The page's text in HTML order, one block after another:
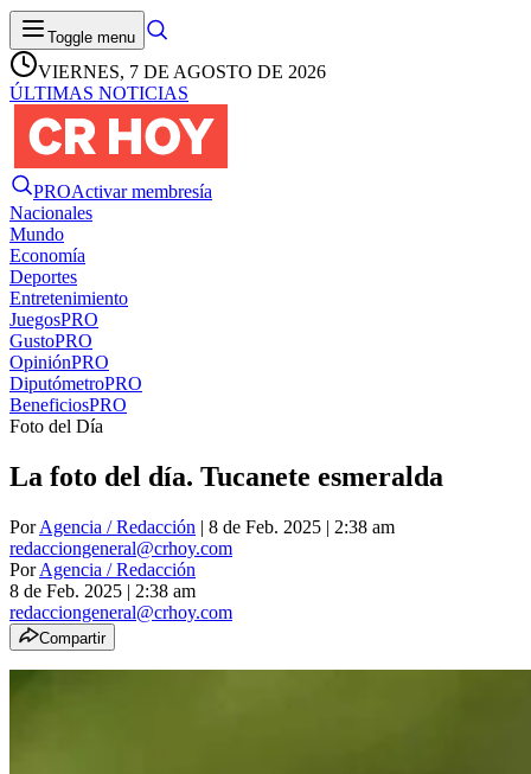
Toggle menu
VIERNES, 7 DE AGOSTO DE 2026
ÚLTIMAS NOTICIAS
PROActivar membresía
Nacionales
Mundo
Economía
Deportes
Entretenimiento
JuegosPRO
GustoPRO
OpiniónPRO
DiputómetroPRO
BeneficiosPRO
Foto del Día
La foto del día. Tucanete esmeralda
PorAgencia / Redacción | 8 de Feb. 2025 | 2:38 am
redacciongeneral@crhoy.com
PorAgencia / Redacción
8 de Feb. 2025 | 2:38 am
redacciongeneral@crhoy.com
Compartir